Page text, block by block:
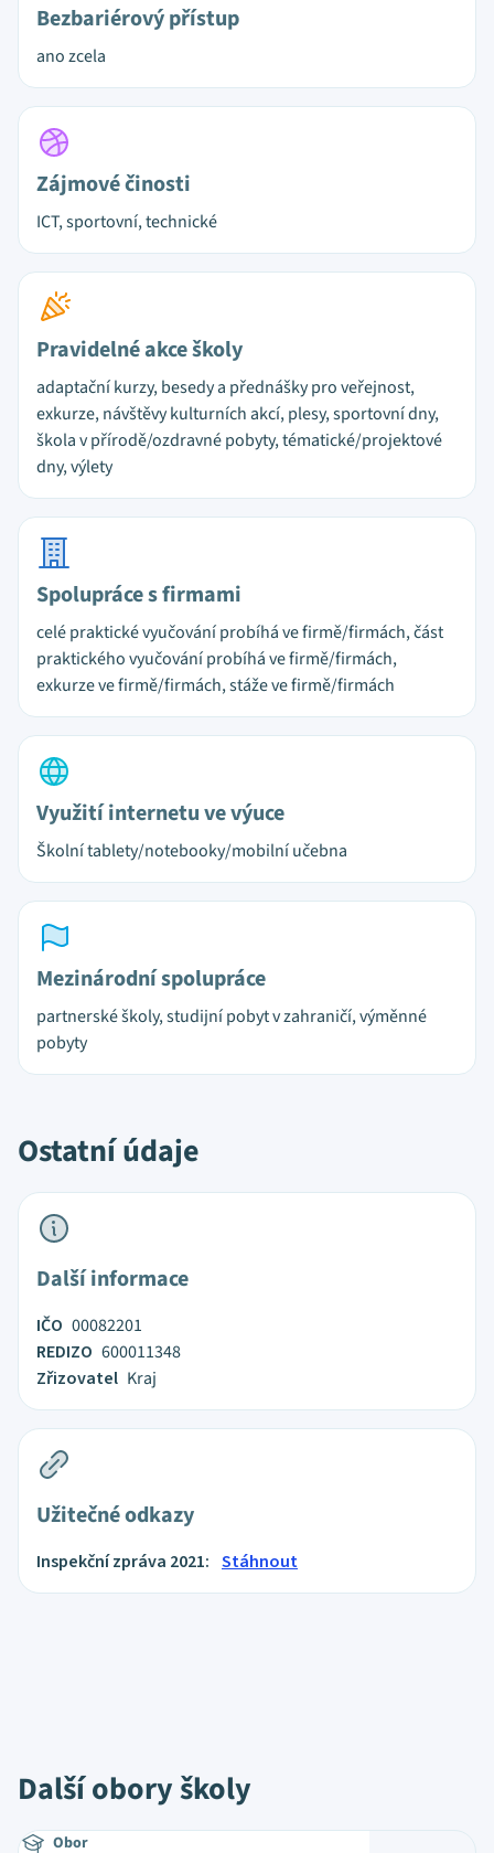
Bezbariérový přístup
ano zcela
Zájmové činosti
ICT, sportovní, technické
Pravidelné akce školy
adaptační kurzy, besedy a přednášky pro veřejnost,
exkurze, návštěvy kulturních akcí, plesy, sportovní dny,
škola v přírodě/ozdravné pobyty, tématické/projektové
dny, výlety
Spolupráce s firmami
celé praktické vyučování probíhá ve firmě/firmách, část
praktického vyučování probíhá ve firmě/firmách,
exkurze ve firmě/firmách, stáže ve firmě/firmách
Využití internetu ve výuce
Školní tablety/notebooky/mobilní učebna
Mezinárodní spolupráce
partnerské školy, studijní pobyt v zahraničí, výměnné
pobyty
Ostatní údaje
Další informace
IČO 00082201
REDIZO 600011348
Zřizovatel Kraj
Užitečné odkazy
Inspekční zpráva 2021: Stáhnout
Další obory školy
Obor